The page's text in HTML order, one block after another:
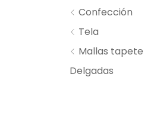
Confección
Tela
Mallas tapete
Delgadas